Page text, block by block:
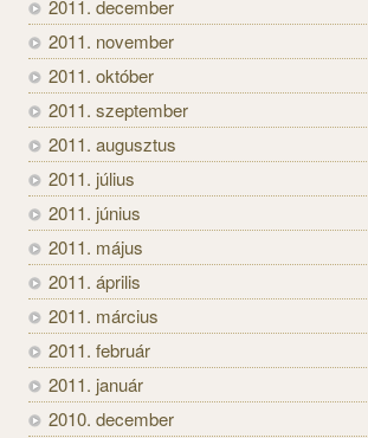
2011. december
2011. november
2011. október
2011. szeptember
2011. augusztus
2011. július
2011. június
2011. május
2011. április
2011. március
2011. február
2011. január
2010. december